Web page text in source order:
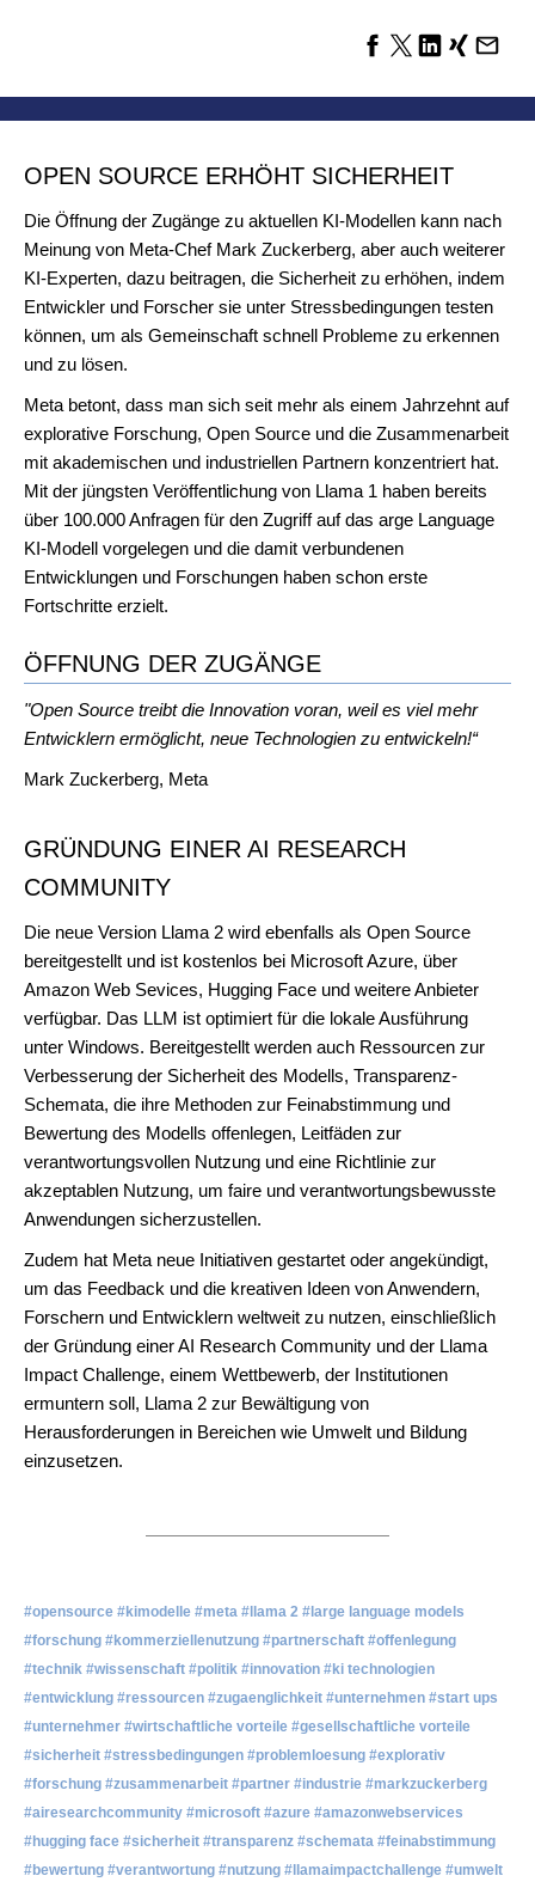
OPEN SOURCE ERHÖHT SICHERHEIT
Die Öffnung der Zugänge zu aktuellen KI-Modellen kann nach
Meinung von Meta-Chef Mark Zuckerberg, aber auch weiterer
KI-Experten, dazu beitragen, die Sicherheit zu erhöhen, indem
Entwickler und Forscher sie unter Stressbedingungen testen
können, um als Gemeinschaft schnell Probleme zu erkennen
und zu lösen.
Meta betont, dass man sich seit mehr als einem Jahrzehnt auf
explorative Forschung, Open Source und die Zusammenarbeit
mit akademischen und industriellen Partnern konzentriert hat.
Mit der jüngsten Veröffentlichung von Llama 1 haben bereits
über 100.000 Anfragen für den Zugriff auf das arge Language
KI-Modell vorgelegen und die damit verbundenen
Entwicklungen und Forschungen haben schon erste
Fortschritte erzielt.
ÖFFNUNG DER ZUGÄNGE
"Open Source treibt die Innovation voran, weil es viel mehr
Entwicklern ermöglicht, neue Technologien zu entwickeln!“
Mark Zuckerberg, Meta
GRÜNDUNG EINER AI RESEARCH
COMMUNITY
Die neue Version Llama 2 wird ebenfalls als Open Source
bereitgestellt und ist kostenlos bei Microsoft Azure, über
Amazon Web Sevices, Hugging Face und weitere Anbieter
verfügbar. Das LLM ist optimiert für die lokale Ausführung
unter Windows. Bereitgestellt werden auch Ressourcen zur
Verbesserung der Sicherheit des Modells, Transparenz-
Schemata, die ihre Methoden zur Feinabstimmung und
Bewertung des Modells offenlegen, Leitfäden zur
verantwortungsvollen Nutzung und eine Richtlinie zur
akzeptablen Nutzung, um faire und verantwortungsbewusste
Anwendungen sicherzustellen.
Zudem hat Meta neue Initiativen gestartet oder angekündigt,
um das Feedback und die kreativen Ideen von Anwendern,
Forschern und Entwicklern weltweit zu nutzen, einschließlich
der Gründung einer AI Research Community und der Llama
Impact Challenge, einem Wettbewerb, der Institutionen
ermuntern soll, Llama 2 zur Bewältigung von
Herausforderungen in Bereichen wie Umwelt und Bildung
einzusetzen.
#opensource #kimodelle #meta #llama 2 #large language models
#forschung #kommerziellenutzung #partnerschaft #offenlegung
#technik #wissenschaft #politik #innovation #ki technologien
#entwicklung #ressourcen #zugaenglichkeit #unternehmen #start ups
#unternehmer #wirtschaftliche vorteile #gesellschaftliche vorteile
#sicherheit #stressbedingungen #problemloesung #explorativ
#forschung #zusammenarbeit #partner #industrie #markzuckerberg
#airesearchcommunity #microsoft #azure #amazonwebservices
#hugging face #sicherheit #transparenz #schemata #feinabstimmung
#bewertung #verantwortung #nutzung #llamaimpactchallenge #umwelt